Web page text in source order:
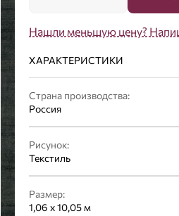
Нашли меньшую цену?
ХАРАКТЕРИСТИКИ
Страна производства:
Россия
Рисунок:
Текстиль
Размер:
1,06 x 10,05 м